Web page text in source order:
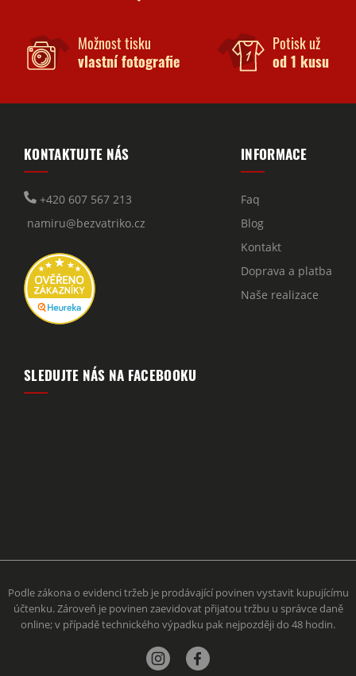
Možnost tisku
vlastní fotografie
Potisk už
od 1 kusu
KONTAKTUJTE NÁS
+420 607 567 213
namiru@bezvatriko.cz
INFORMACE
Faq
Blog
Kontakt
Doprava a platba
Naše realizace
SLEDUJTE NÁS NA FACEBOOKU
Podle zákona o evidenci tržeb je prodávající povinen vystavit kupujícímu
účtenku. Zároveň je povinen zaevidovat přijatou tržbu u správce daně
online; v případě technického výpadku pak nejpozději do 48 hodin.